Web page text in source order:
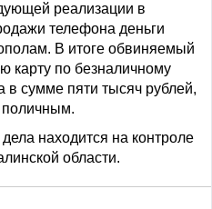
реализации в
телефона деньги
В итоге обвиняемый
карту по безналичному
в сумме пяти тысяч рублей,
поличным.
находится на контроле
области.